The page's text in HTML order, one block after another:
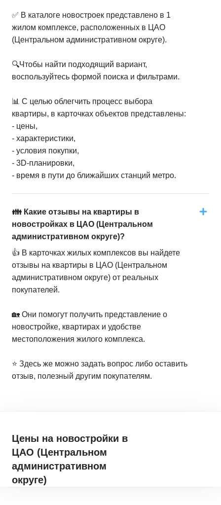
✅ В каталоге новостроек представлено в 1
жилом комплексе, расположенных в ЦАО
(Центральном административном округе).
🔍Чтобы найти подходящий вариант,
воспользуйтесь формой поиска и фильтрами.
📊 С целью облегчить процесс выбора
квартиры, в карточках объектов представлены:
- цены,
- характеристики,
- условия покупки,
- 3D-планировки,
- время в пути до ближайших станций метро.
👪 Какие отзывы на квартиры в
новостройках в ЦАО (Центральном
административном округе)?
👍 В карточках жилых комплексов вы найдете
отзывы на квартиры в ЦАО (Центральном
административном округе) от реальных
покупателей.
🏡 Они помогут получить представление о
новостройке, квартирах и удобстве
местоположения жилого комплекса.
⭐️ Здесь же можно задать вопрос либо оставить
отзыв, полезный другим покупателям.
Цены на новостройки в
ЦАО (Центральном
административном
округе)